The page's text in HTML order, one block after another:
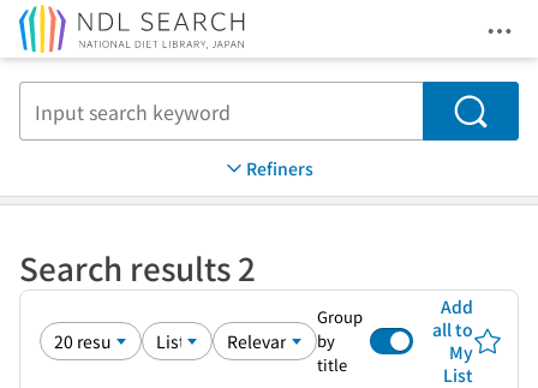
Search
Refiners
Search results 2
Group
by
title
Add
all to
My
List